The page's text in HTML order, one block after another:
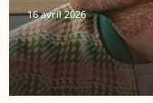
16 avril 2026